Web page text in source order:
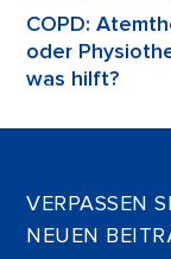
COPD:
oder
was hilft?
VERPASSEN
NEUEN